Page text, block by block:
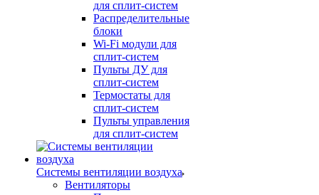
для сплит-систем
Распределительные
блоки
Wi-Fi модули для
сплит-систем
Пульты ДУ для
сплит-систем
Термостаты для
сплит-систем
Пульты управления
для сплит-систем
Системы вентиляции воздуха
Вентиляторы